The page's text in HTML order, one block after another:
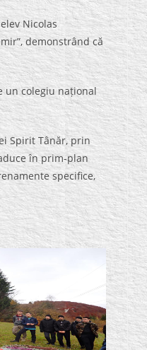
Nicolas
demonstrând că
un colegiu național
Spirit Tânăr, prin
în prim-plan
specifice,